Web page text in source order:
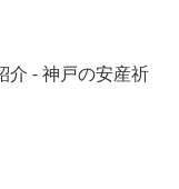
- 神戸の安産祈